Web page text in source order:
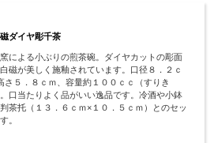
ダイヤ彫千茶
による小ぶりの煎茶碗。ダイヤカットの彫面
磁が美しく施釉されています。口径８．２ｃ
さ５．８ｃｍ、容量約１００ｃｃ（すりき
口当たりよく品がいい逸品です。冷酒や小鉢
茶托（１３．６ｃｍ×１０．５ｃｍ）とのセッ
。